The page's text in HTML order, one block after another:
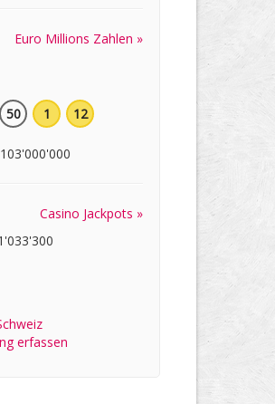
Euro Millions Zahlen »
50 1 12
Casino Jackpots »
erfassen